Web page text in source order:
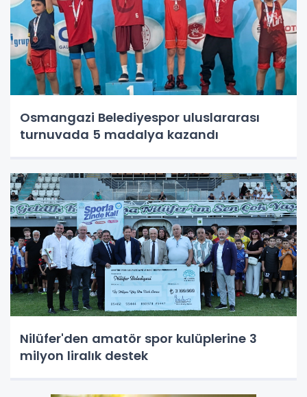
Osmangazi Belediyespor uluslararası
turnuvada 5 madalya kazandı
Nilüfer'den amatör spor kulüplerine 3
milyon liralık destek